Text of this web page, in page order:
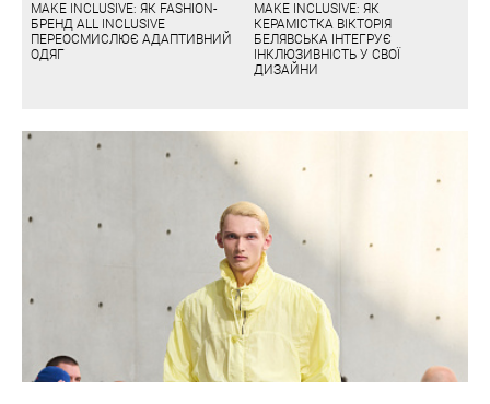
MAKE INCLUSIVE: ЯК FASHION-
БРЕНД ALL INCLUSIVE
ПЕРЕОСМИСЛЮЄ АДАПТИВНИЙ
ОДЯГ
MAKE INCLUSIVE: ЯК
КЕРАМІСТКА ВІКТОРІЯ
БЕЛЯВСЬКА ІНТЕГРУЄ
ІНКЛЮЗИВНІСТЬ У СВОЇ
ДИЗАЙНИ